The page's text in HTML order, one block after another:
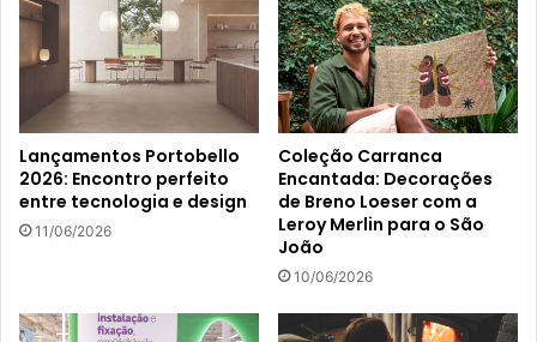
Lançamentos Portobello
2026: Encontro perfeito
entre tecnologia e design
11/06/2026
Coleção Carranca
Encantada: Decorações
de Breno Loeser com a
Leroy Merlin para o São
João
10/06/2026